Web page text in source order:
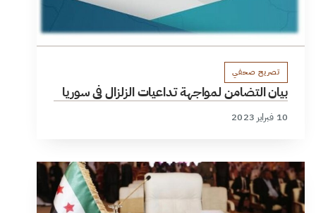
تصريح صحفي
بيان التضامن لمواجهة تداعيات الزلزال في سوريا
10 فبراير 2023